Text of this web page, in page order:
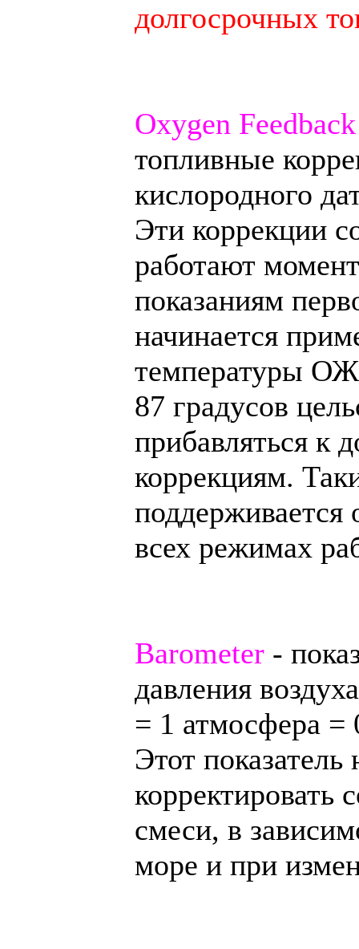
долгосрочных
Oxygen
топливные
кислородного
Эти коррекции
работают
показаниям
начинается
температуры
87 градусов
прибавляться к
коррекциям.
поддерживается
всех режимах
Barometer -
давления
= 1 атмосфера =
Этот
корректировать
смеси, в
море и при